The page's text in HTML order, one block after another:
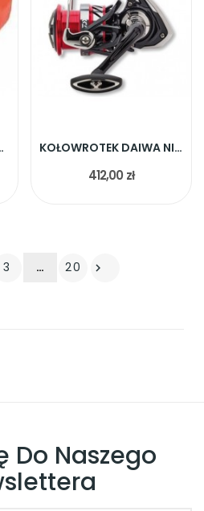
MIKADO KOŁOWROTEK DAIWA NINJA FEEDER LT6000SS
412,00 zł
3 … 20 
Do Naszego